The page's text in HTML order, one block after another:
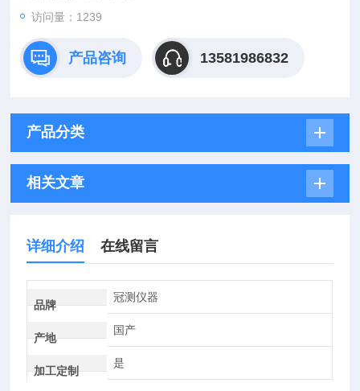
访问量：1239
产品咨询 13581986832
产品分类
相关文章
详细介绍 在线留言
品牌
冠测仪器
产地
国产
加工定制
是